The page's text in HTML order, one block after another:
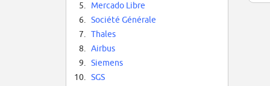
5.
Mercado Libre
6.
Société Générale
7.
Thales
8.
Airbus
9.
Siemens
10.
SGS